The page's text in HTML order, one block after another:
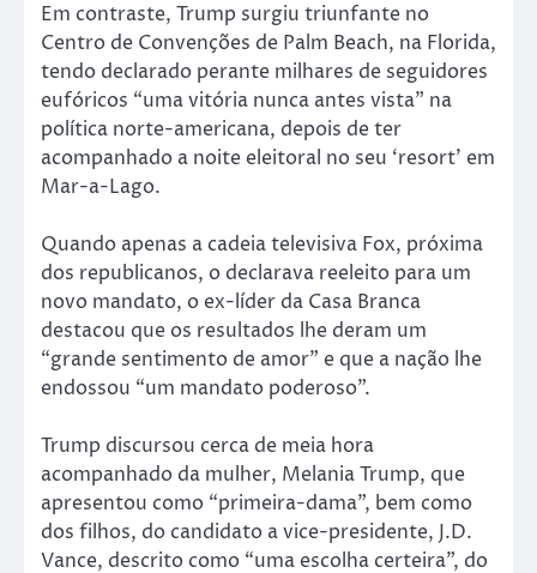
Em contraste, Trump surgiu triunfante no
Centro de Convenções de Palm Beach, na Florida,
tendo declarado perante milhares de seguidores
eufóricos “uma vitória nunca antes vista” na
política norte-americana, depois de ter
acompanhado a noite eleitoral no seu ‘resort’ em
Mar-a-Lago.
Quando apenas a cadeia televisiva Fox, próxima
dos republicanos, o declarava reeleito para um
novo mandato, o ex-líder da Casa Branca
destacou que os resultados lhe deram um
“grande sentimento de amor” e que a nação lhe
endossou “um mandato poderoso”.
Trump discursou cerca de meia hora
acompanhado da mulher, Melania Trump, que
apresentou como “primeira-dama”, bem como
dos filhos, do candidato a vice-presidente, J.D.
Vance, descrito como “uma escolha certeira”, do